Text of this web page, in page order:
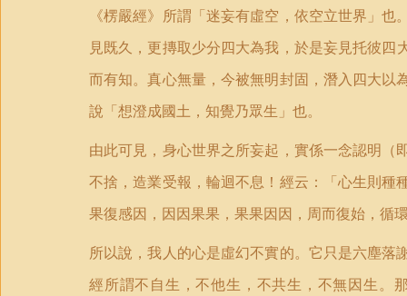
《楞嚴經》所謂「迷妄有虛空，依空立世界」
見既久，更摶取少分四大為我，於是妄見托彼
而有知。真心無量，今被無明封固，潛入四大
說「想澄成國土，知覺乃眾生」也。
由此可見，身心世界之所妄起，實係一念認明
不捨，造業受報，輪迴不息！經云：「心生則
果復感因，因因果果，果果因因，周而復始，循
所以說，我人的心是虛幻不實的。它只是六塵
經所謂不自生，不他生，不共生，不無因生。